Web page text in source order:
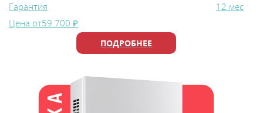
Гарантия
12 мес
Цена от59 700 ₽
ПОДРОБНЕЕ